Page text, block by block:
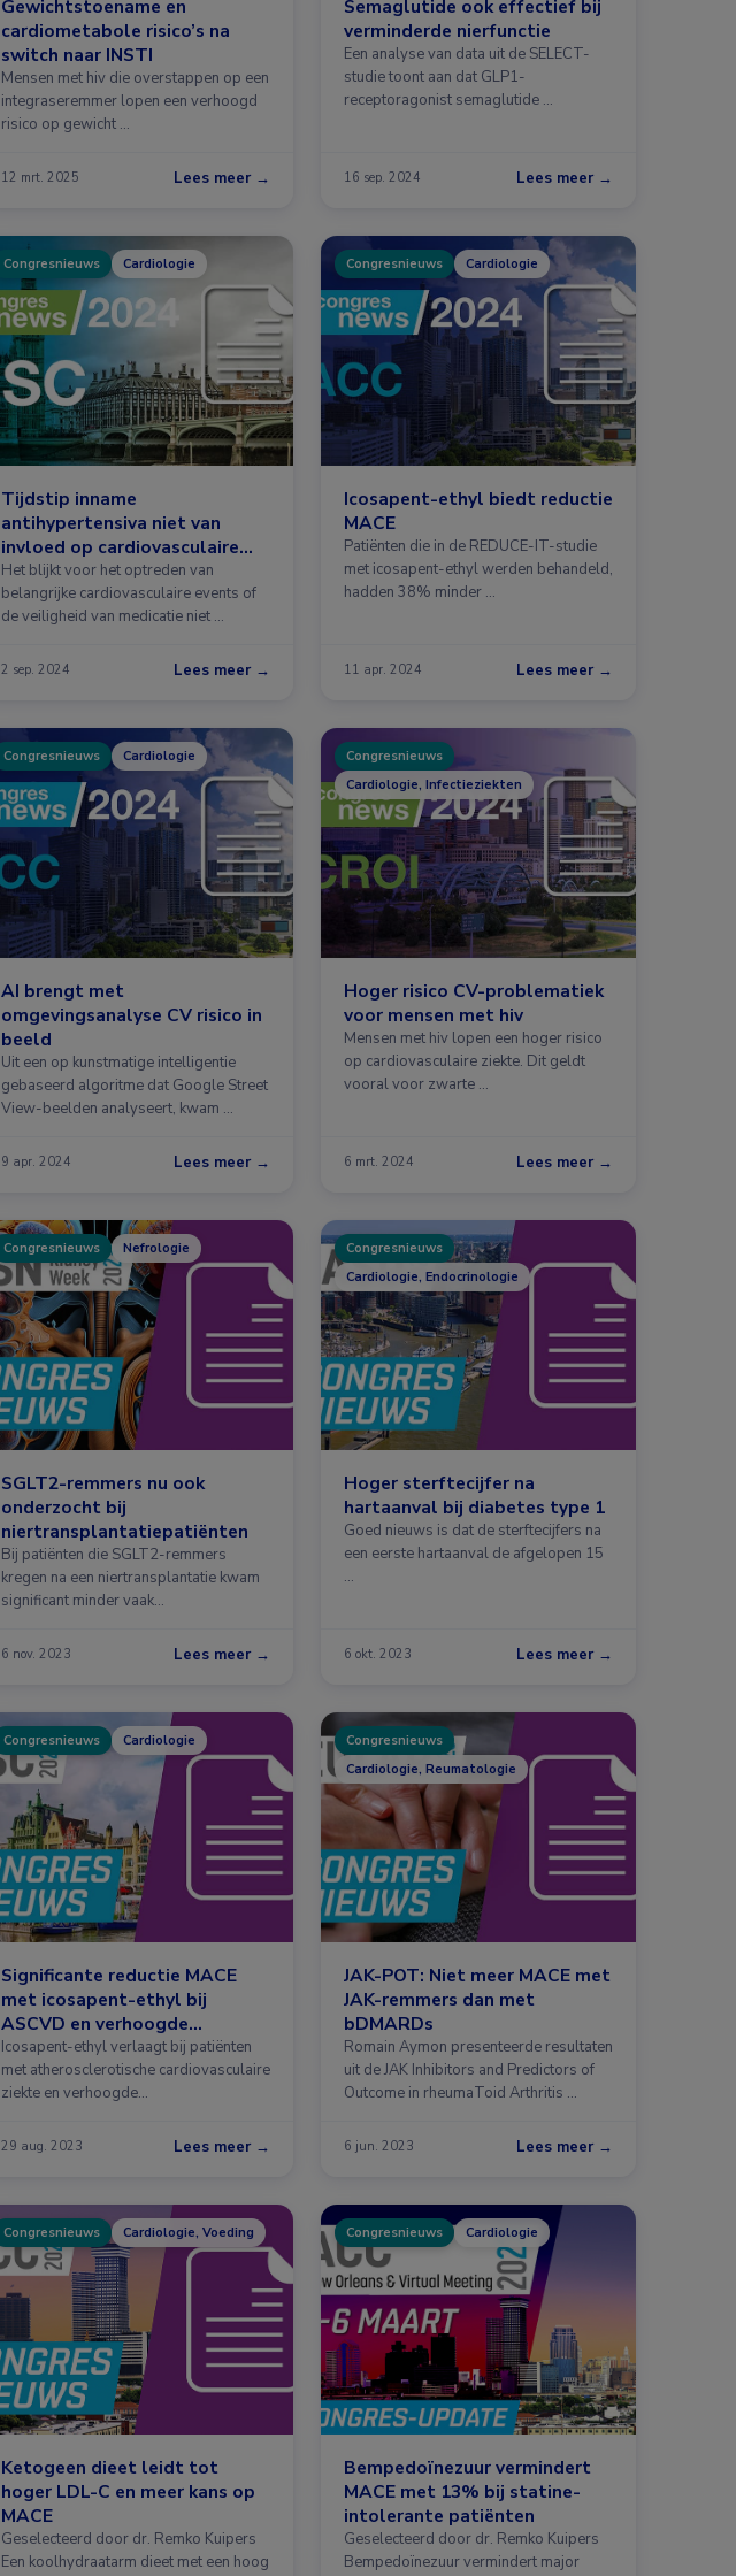
Gewichtstoename en
cardiometabole risico’s na
switch naar INSTI
Mensen met hiv die overstappen op een
integraseremmer lopen een verhoogd
risico op gewicht …
12 mrt. 2025 Lees meer →
Semaglutide ook effectief bij
verminderde nierfunctie
Een analyse van data uit de SELECT-
studie toont aan dat GLP1-
receptoragonist semaglutide …
16 sep. 2024 Lees meer →
Congresnieuws Cardiologie
Tijdstip inname
antihypertensiva niet van
invloed op cardiovasculaire
events
Het blijkt voor het optreden van
belangrijke cardiovasculaire events of
de veiligheid van medicatie niet …
2 sep. 2024 Lees meer →
Congresnieuws Cardiologie
Icosapent-ethyl biedt reductie
MACE
Patiënten die in de REDUCE-IT-studie
met icosapent-ethyl werden behandeld,
hadden 38% minder …
11 apr. 2024 Lees meer →
Congresnieuws Cardiologie
AI brengt met
omgevingsanalyse CV risico in
beeld
Uit een op kunstmatige intelligentie
gebaseerd algoritme dat Google Street
View-beelden analyseert, kwam …
9 apr. 2024 Lees meer →
Congresnieuws
Cardiologie, Infectieziekten
Hoger risico CV-problematiek
voor mensen met hiv
Mensen met hiv lopen een hoger risico
op cardiovasculaire ziekte. Dit geldt
vooral voor zwarte …
6 mrt. 2024 Lees meer →
Congresnieuws Nefrologie
SGLT2-remmers nu ook
onderzocht bij
niertransplantatiepatiënten
Bij patiënten die SGLT2-remmers
kregen na een niertransplantatie kwam
significant minder vaak
6 nov. 2023 Lees meer →
Congresnieuws
Cardiologie, Endocrinologie
Hoger sterftecijfer na
hartaanval bij diabetes type 1
Goed nieuws is dat de sterftecijfers na
een eerste hartaanval de afgelopen 15
…
6 okt. 2023 Lees meer →
Congresnieuws Cardiologie
Significante reductie MACE
met icosapent-ethyl bij
ASCVD en verhoogde
triglyceriden
Icosapent-ethyl verlaagt bij patiënten
met atherosclerotische cardiovasculaire
ziekte en verhoogde
29 aug. 2023 Lees meer →
Congresnieuws
Cardiologie, Reumatologie
JAK-POT: Niet meer MACE met
JAK-remmers dan met
bDMARDs
Romain Aymon presenteerde resultaten
uit de JAK Inhibitors and Predictors of
Outcome in rheumaToid Arthritis …
6 jun. 2023 Lees meer →
Congresnieuws Cardiologie, Voeding
Ketogeen dieet leidt tot
hoger LDL-C en meer kans op
MACE
Geselecteerd door dr. Remko Kuipers
Een koolhydraatarm dieet met een hoog
Congresnieuws Cardiologie
Bempedoïnezuur vermindert
MACE met 13% bij statine-
intolerante patiënten
Geselecteerd door dr. Remko Kuipers
Bempedoïnezuur vermindert major